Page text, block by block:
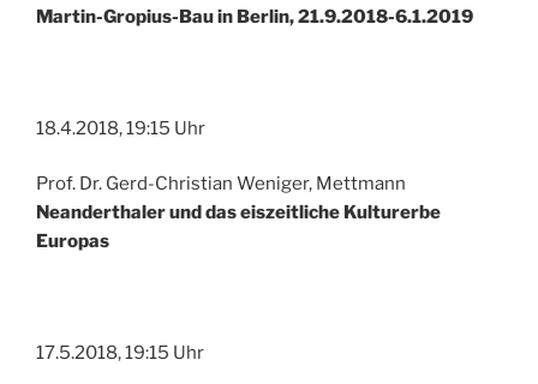
Martin-Gropius-Bau in Berlin, 21.9.2018-6.1.2019
18.4.2018, 19:15 Uhr
Prof. Dr. Gerd-Christian Weniger, Mettmann
Neanderthaler und das eiszeitliche Kulturerbe
Europas
17.5.2018, 19:15 Uhr